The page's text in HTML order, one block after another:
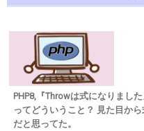
PHP8,『Throwは式になりました
ってどういうこと？ 見た目から
だと思ってた。